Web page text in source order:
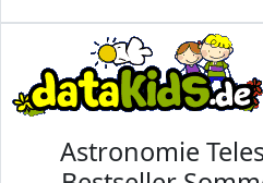
Astronomie